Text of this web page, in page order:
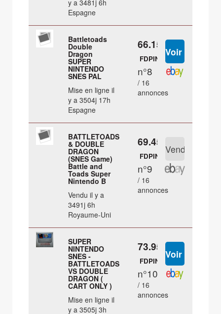
y a 3481j 6h
Espagne
Battletoads
Double
Dragon
SUPER
NINTENDO
SNES PAL
Mise en ligne il
y a 3504j 17h
Espagne
66.15 €
FDPIN
n°8
/ 16
annonces
BATTLETOADS
& DOUBLE
DRAGON
(SNES Game)
Battle and
Toads Super
Nintendo B
Vendu il y a
3491j 6h
Royaume-Uni
69.45 €
FDPIN
n°9
/ 16
annonces
SUPER
NINTENDO
SNES -
BATTLETOADS
VS DOUBLE
DRAGON (
CART ONLY )
Mise en ligne il
y a 3505j 3h
73.95 €
FDPIN
n°10
/ 16
annonces